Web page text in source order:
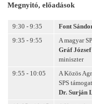
Megnyitó, előadások
9:30 - 9:35 Font
9:35 - 9:55
A magyar
Gráf József
miniszter
9:55 - 10:05
A Közös
SPS
Dr. Surján